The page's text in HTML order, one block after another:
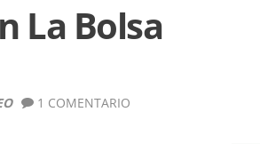
La Bolsa
1 COMENTARIO